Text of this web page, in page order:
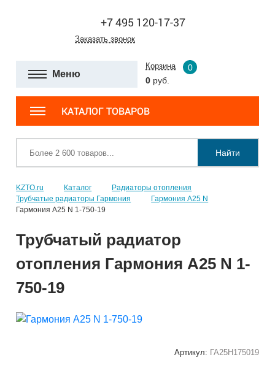
+7 495 120-17-37
Заказать звонок
Меню
Корзина
0
0 руб.
КАТАЛОГ ТОВАРОВ
Найти
KZTO.ru Каталог
Радиаторы отопления
Трубчатые радиаторы Гармония
Гармония А25 N
Гармония А25 N 1-750-19
Трубчатый радиатор
отопления Гармония А25 N 1-
750-19
Артикул: ГА25Н175019